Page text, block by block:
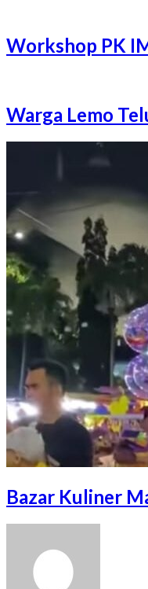
Workshop PK
Warga Lemo
Bazar Kuliner